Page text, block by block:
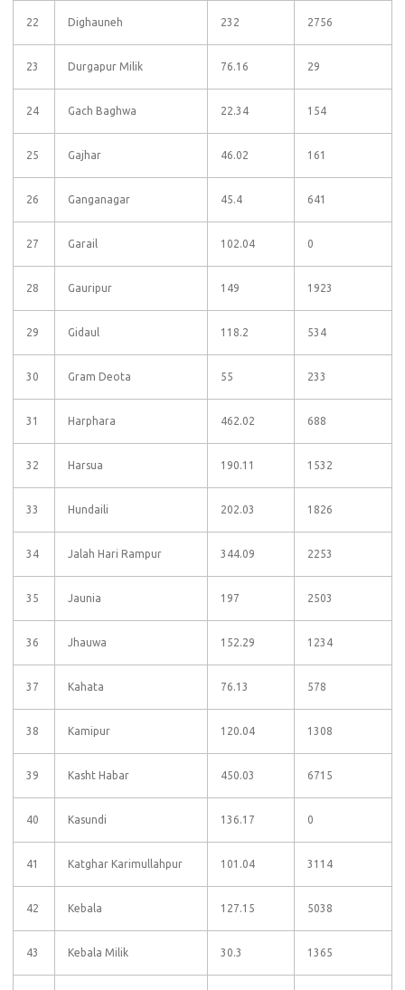
22 Dighauneh 232 2756
23 Durgapur Milik 76.16 29
24 Gach Baghwa 22.34 154
25 Gajhar 46.02 161
26 Ganganagar 45.4 641
27 Garail 102.04 0
28 Gauripur 149 1923
29 Gidaul 118.2 534
30 Gram Deota 55 233
31 Harphara 462.02 688
32 Harsua 190.11 1532
33 Hundaili 202.03 1826
34 Jalah Hari Rampur 344.09 2253
35 Jaunia 197 2503
36 Jhauwa 152.29 1234
37 Kahata 76.13 578
38 Kamipur 120.04 1308
39 Kasht Habar 450.03 6715
40 Kasundi 136.17 0
41 Katghar Karimullahpur 101.04 3114
42 Kebala 127.15 5038
43 Kebala Milik 30.3 1365